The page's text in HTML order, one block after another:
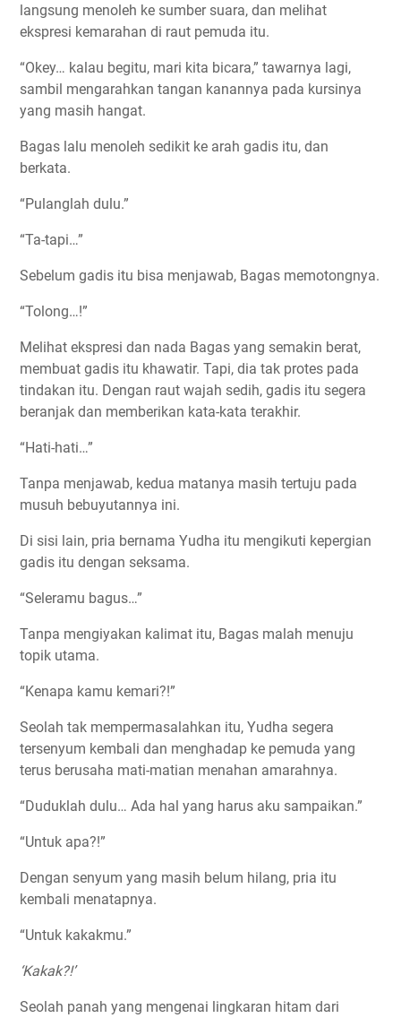
langsung menoleh ke sumber suara, dan melihat
ekspresi kemarahan di raut pemuda itu.
“Okey… kalau begitu, mari kita bicara,” tawarnya lagi,
sambil mengarahkan tangan kanannya pada kursinya
yang masih hangat.
Bagas lalu menoleh sedikit ke arah gadis itu, dan
berkata.
“Pulanglah dulu.”
“Ta-tapi…”
Sebelum gadis itu bisa menjawab, Bagas memotongnya.
“Tolong…!”
Melihat ekspresi dan nada Bagas yang semakin berat,
membuat gadis itu khawatir. Tapi, dia tak protes pada
tindakan itu. Dengan raut wajah sedih, gadis itu segera
beranjak dan memberikan kata-kata terakhir.
“Hati-hati…”
Tanpa menjawab, kedua matanya masih tertuju pada
musuh bebuyutannya ini.
Di sisi lain, pria bernama Yudha itu mengikuti kepergian
gadis itu dengan seksama.
“Seleramu bagus…”
Tanpa mengiyakan kalimat itu, Bagas malah menuju
topik utama.
“Kenapa kamu kemari?!”
Seolah tak mempermasalahkan itu, Yudha segera
tersenyum kembali dan menghadap ke pemuda yang
terus berusaha mati-matian menahan amarahnya.
“Duduklah dulu… Ada hal yang harus aku sampaikan.”
“Untuk apa?!”
Dengan senyum yang masih belum hilang, pria itu
kembali menatapnya.
“Untuk kakakmu.”
‘Kakak?!’
Seolah panah yang mengenai lingkaran hitam dari